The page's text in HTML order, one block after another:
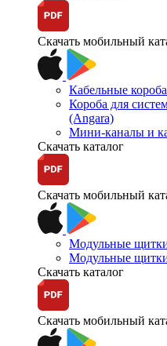
Скачать мобильный
Кабельные
Короба для
(Angara)
Мини-каналы и
Скачать каталог
Скачать мобильный
Модульные
Модульные
Скачать каталог
Скачать мобильный